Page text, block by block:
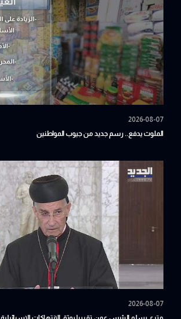
2026-08-07
الملوث يدفع.. رسم جديد من جيوب المواطنين
2026-08-07